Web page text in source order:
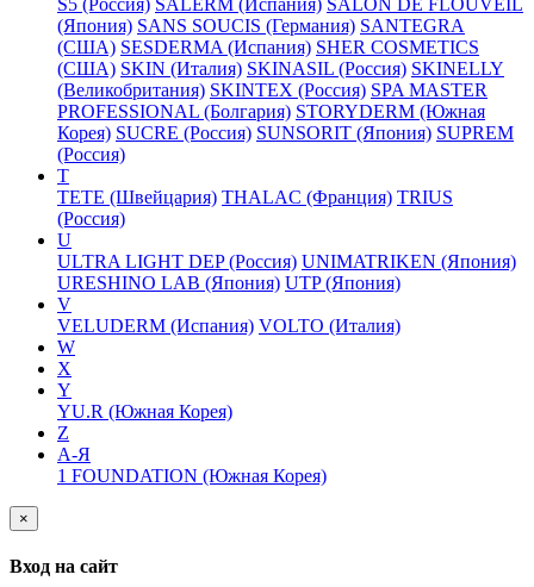
(Япония) SANS SOUCIS (Германия) SANTEGRA
(США) SESDERMA (Испания) SHER COSMETICS
(США) SKIN (Италия) SKINASIL (Россия) SKINELLY
(Великобритания) SKINTEX (Россия) SPA MASTER
PROFESSIONAL (Болгария) STORYDERM (Южная
Корея) SUCRE (Россия) SUNSORIT (Япония) SUPREM
(Россия)
T
TETE (Швейцария) THALAC (Франция) TRIUS
(Россия)
U
ULTRA LIGHT DEP (Россия) UNIMATRIKEN (Япония)
URESHINO LAB (Япония) UTP (Япония)
V
VELUDERM (Испания) VOLTO (Италия)
W
X
Y
YU.R (Южная Корея)
Z
А-Я
1 FOUNDATION (Южная Корея)
×
Вход на сайт